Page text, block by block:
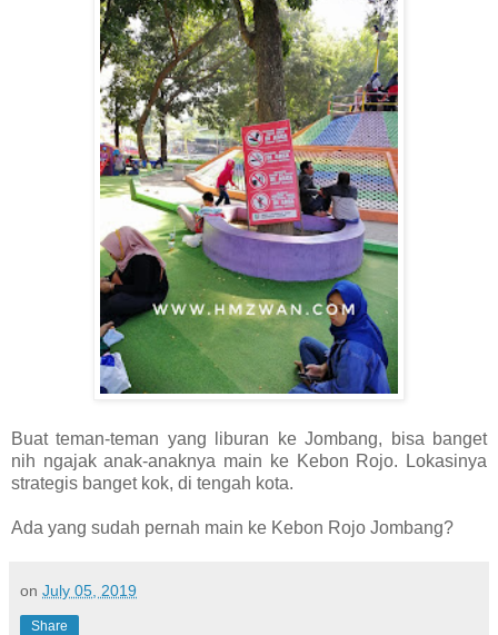
Buat teman-teman yang liburan ke Jombang, bisa banget
nih ngajak anak-anaknya main ke Kebon Rojo. Lokasinya
strategis banget kok, di tengah kota.
Ada yang sudah pernah main ke Kebon Rojo Jombang?
on July 05, 2019
Share